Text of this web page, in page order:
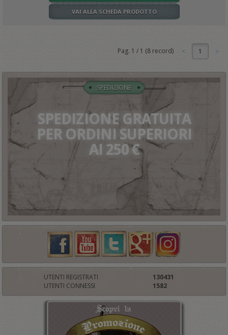
VAI ALLA SCHEDA PRODOTTO
Pag. 1 / 1 (8 record) 1
SPEDIZIONE
SPEDIZIONE GRATUITA
PER ORDINI SUPERIORI
AI 250 €
UTENTI REGISTRATI
130431
UTENTI CONNESSI
1582